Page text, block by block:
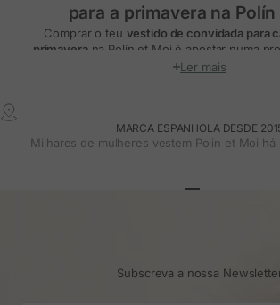
para a primavera na
Comprar o teu vestido de convidada para
primaverana Polín et Moi é apostar numa
feminina e intemporal. Cada modelo nasce
realçam a silhueta sem
Os nossosvestidos para convidadas de
seleção pensada para casamentos durante o
convidada para casamento na
Ler mais
MARCA ESPANHOLA DESDE
Milhares de mulheres vestem Polin et Moi há
Subscreva a nossa